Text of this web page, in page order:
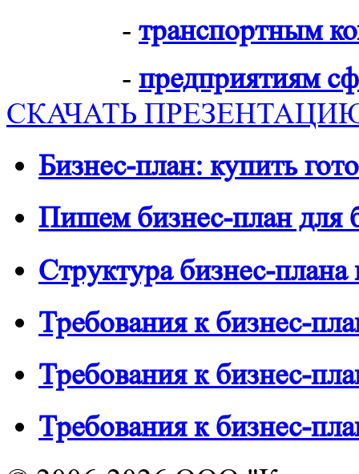
- транспортным
- предприятиям
СКАЧАТЬ
Бизнес-план: купить
Пишем бизнес-план для
Структура бизнес-
Требования к бизнес-
Требования к бизнес-
Требования к бизнес-